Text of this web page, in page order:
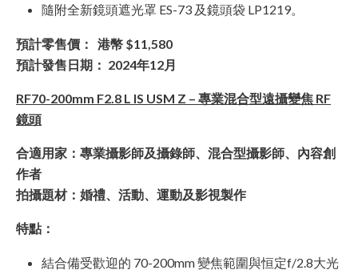
隨附全新鏡頭遮光罩 ES-73 及鏡頭袋 LP1219。
預計零售價： 港幣 $11,580
預計發售日期： 2024年12月
RF70-200mm F2.8 L IS USM Z – 專業混合型遠攝變焦 RF
鏡頭
合適用家：專業攝影師及攝錄師、混合型攝影師、內容創
作者
拍攝題材：婚禮、活動、運動及影視製作
特點：
結合備受歡迎的 70-200mm 變焦範圍與恒定f/2.8大光